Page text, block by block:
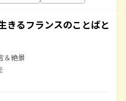
きるフランスのことばと
＆絶景